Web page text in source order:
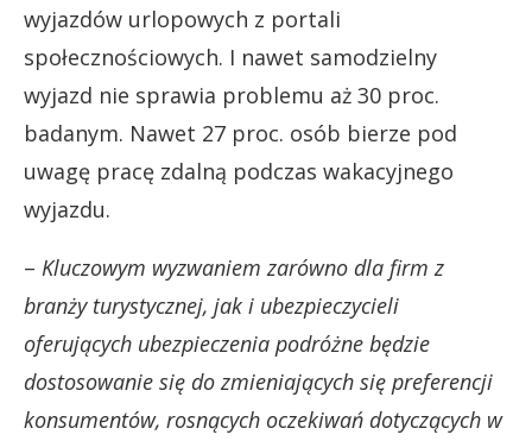
wyjazdów urlopowych z portali
społecznościowych. I nawet samodzielny
wyjazd nie sprawia problemu aż 30 proc.
badanym. Nawet 27 proc. osób bierze pod
uwagę pracę zdalną podczas wakacyjnego
wyjazdu.
– Kluczowym wyzwaniem zarówno dla firm z
branży turystycznej, jak i ubezpieczycieli
oferujących ubezpieczenia podróżne będzie
dostosowanie się do zmieniających się preferencji
konsumentów, rosnących oczekiwań dotyczących w